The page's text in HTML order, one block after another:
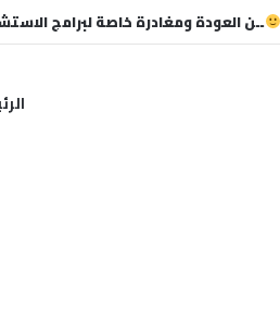
ــن العودة ومغادرة خاصة لبرامج